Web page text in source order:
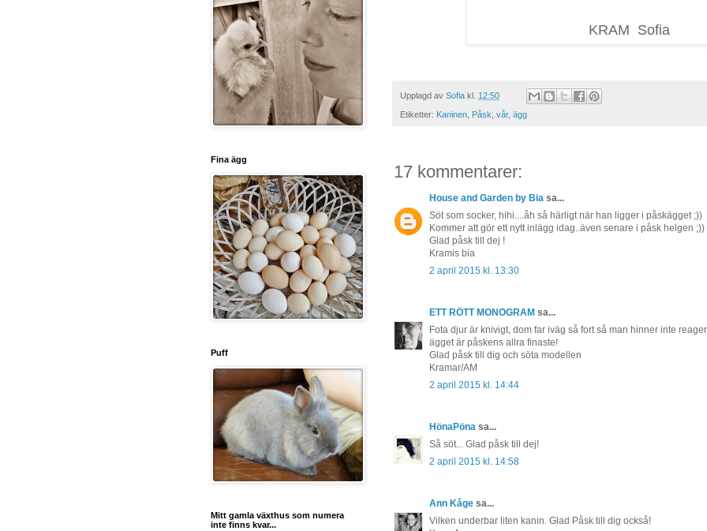
KRAM Sofia
Upplagd av Sofia kl. 12:50
Etiketter: Kaninen, Påsk, vår, ägg
17 kommentarer:
House and Garden by Bia sa...
Söt som socker, hihi....åh så härligt när han ligger i påskägget ;))
Kommer att gör ett nytt inlägg idag..även senare i påsk helgen ;))
Glad påsk till dej !
Kramis bia
2 april 2015 kl. 13:30
ETT RÖTT MONOGRAM sa...
Fota djur är knivigt, dom far iväg så fort så man hinner inte
ägget är påskens allra finaste!
Glad påsk till dig och söta modellen
Kramar/AM
2 april 2015 kl. 14:44
HönaPöna sa...
Så söt... Glad påsk till dej!
2 april 2015 kl. 14:58
Ann Kåge sa...
Vilken underbar liten kanin. Glad Påsk till dig också!
Fina ägg
Puff
Mitt gamla växthus som numera
inte finns kvar...